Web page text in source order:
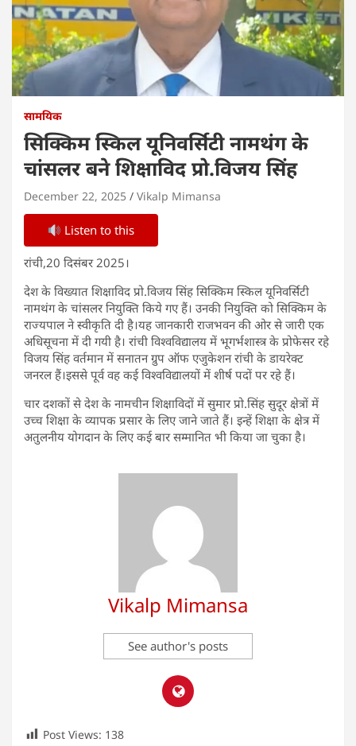
सामयिक
सिक्किम स्किल यूनिवर्सिटी नामथंग के
चांसलर बने शिक्षाविद प्रो.विजय सिंह
December 22, 2025 Vikalp Mimansa
Listen to this
रांची,20 दिसंबर 2025।
देश के विख्यात शिक्षाविद प्रो.विजय सिंह सिक्किम स्किल यूनिवर्सिटी
नामथंग के चांसलर नियुक्ति किये गए हैं। उनकी नियुक्ति को सिक्किम के
राज्यपाल ने स्वीकृति दी है।यह जानकारी राजभवन की ओर से जारी एक
अधिसूचना में दी गयी है। रांची विश्वविद्यालय में भूगर्भशास्त्र के प्रोफेसर रहे
विजय सिंह वर्तमान में सनातन ग्रुप ऑफ एजुकेशन रांची के डायरेक्ट
जनरल हैं।इससे पूर्व वह कई विश्वविद्यालयों में शीर्ष पदों पर रहे हैं।
चार दशकों से देश के नामचीन शिक्षाविदों में सुमार प्रो.सिंह सुदूर क्षेत्रों में
उच्च शिक्षा के व्यापक प्रसार के लिए जाने जाते हैं। इन्हें शिक्षा के क्षेत्र में
अतुलनीय योगदान के लिए कई बार सम्मानित भी किया जा चुका है।
Vikalp Mimansa
See author's posts
Post Views: 138